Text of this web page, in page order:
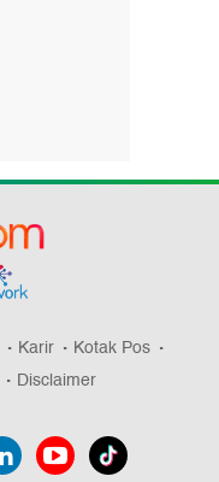
Karir
Kotak Pos
Disclaimer